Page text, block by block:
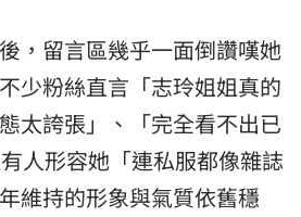
，留言區幾乎一面倒讚嘆她
少粉絲直言「志玲姐姐真的
太誇張」、「完全看不出已
人形容她「連私服都像雜誌
維持的形象與氣質依舊穩